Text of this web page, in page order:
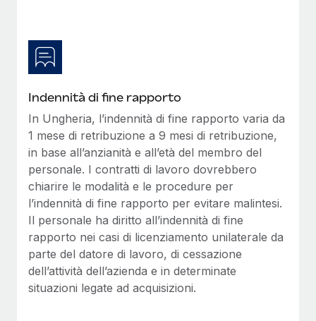
Indennità di fine rapporto
In Ungheria, l’indennità di fine rapporto varia da
1 mese di retribuzione a 9 mesi di retribuzione,
in base all’anzianità e all’età del membro del
personale. I contratti di lavoro dovrebbero
chiarire le modalità e le procedure per
l’indennità di fine rapporto per evitare malintesi.
Il personale ha diritto all’indennità di fine
rapporto nei casi di licenziamento unilaterale da
parte del datore di lavoro, di cessazione
dell’attività dell’azienda e in determinate
situazioni legate ad acquisizioni.